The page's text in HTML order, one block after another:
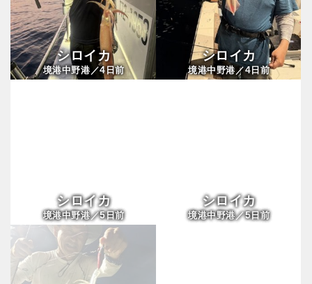
シロイカ
境港中野港／4日前
シロイカ
境港中野港／4日前
シロイカ
境港中野港／5日前
シロイカ
境港中野港／5日前